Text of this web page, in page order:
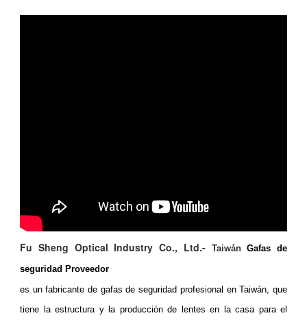
Fu Sheng Optical Industry Co., Ltd.- Taiwán Gafas de
seguridad Proveedor
es un fabricante de gafas de seguridad profesional en Taiwán, que
tiene la estructura y la producción de lentes en la casa para el